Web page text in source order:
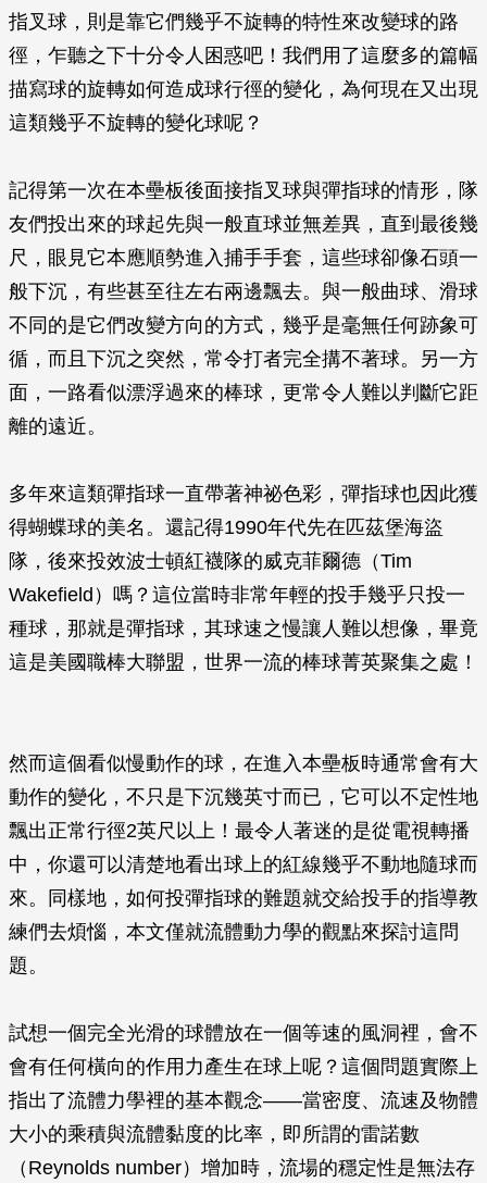
指叉球，則是靠它們幾乎不旋轉的特性來改變球的路
徑，乍聽之下十分令人困惑吧！我們用了這麼多的篇幅
描寫球的旋轉如何造成球行徑的變化，為何現在又出現
這類幾乎不旋轉的變化球呢？
記得第一次在本壘板後面接指叉球與彈指球的情形，隊
友們投出來的球起先與一般直球並無差異，直到最後幾
尺，眼見它本應順勢進入捕手手套，這些球卻像石頭一
般下沉，有些甚至往左右兩邊飄去。與一般曲球、滑球
不同的是它們改變方向的方式，幾乎是毫無任何跡象可
循，而且下沉之突然，常令打者完全搆不著球。另一方
面，一路看似漂浮過來的棒球，更常令人難以判斷它距
離的遠近。
多年來這類彈指球一直帶著神祕色彩，彈指球也因此獲
得蝴蝶球的美名。還記得1990年代先在匹茲堡海盜
隊，後來投效波士頓紅襪隊的威克菲爾德（Tim
Wakefield）嗎？這位當時非常年輕的投手幾乎只投一
種球，那就是彈指球，其球速之慢讓人難以想像，畢竟
這是美國職棒大聯盟，世界一流的棒球菁英聚集之處！
然而這個看似慢動作的球，在進入本壘板時通常會有大
動作的變化，不只是下沉幾英寸而已，它可以不定性地
飄出正常行徑2英尺以上！最令人著迷的是從電視轉播
中，你還可以清楚地看出球上的紅線幾乎不動地隨球而
來。同樣地，如何投彈指球的難題就交給投手的指導教
練們去煩惱，本文僅就流體動力學的觀點來探討這問
題。
試想一個完全光滑的球體放在一個等速的風洞裡，會不
會有任何橫向的作用力產生在球上呢？這個問題實際上
指出了流體力學裡的基本觀念——當密度、流速及物體
大小的乘積與流體黏度的比率，即所謂的雷諾數
（Reynolds number）增加時，流場的穩定性是無法存